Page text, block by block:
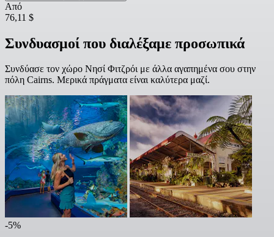
Από
76,11 $
Συνδυασμοί που διαλέξαμε προσωπικά
Συνδύασε τον χώρο Νησί Φιτζρόι με άλλα αγαπημένα σου στην
πόλη Cairns. Μερικά πράγματα είναι καλύτερα μαζί.
-5%